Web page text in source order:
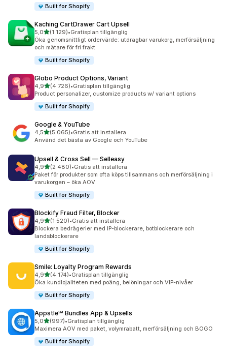
Built for Shopify
Kaching CartDrawer Cart Upsell
5,0av 5 stjärnor
(1 129)
1129 recensioner totalt
•Gratisplan tillgänglig
Öka genomsnittligt ordervärde: utdragbar varukorg, merförsäljning
och mätare för fri frakt
Built for Shopify
Globo Product Options, Variant
4,9av 5 stjärnor
(4 726)
4726 recensioner totalt
•Gratisplan tillgänglig
Product personalizer, customize products w/ variant options
Built for Shopify
Google & YouTube
4,5av 5 stjärnor
(5 065)
5065 recensioner totalt
•Gratis att installera
Använd det bästa av Google och YouTube
Upsell & Cross Sell — Selleasy
4,9av 5 stjärnor
(2 480)
2480 recensioner totalt
•Gratis att installera
Paket för produkter som ofta köps tillsammans och merförsäljning i
varukorgen – öka AOV
Built for Shopify
Blockify Fraud Filter, Blocker
4,9av 5 stjärnor
(1 520)
1520 recensioner totalt
•Gratis att installera
Blockera bedrägerier med IP-blockerare, botblockerare och
landsblockerare
Built for Shopify
Smile: Loyalty Program Rewards
4,9av 5 stjärnor
(4 174)
4174 recensioner totalt
•Gratisplan tillgänglig
Öka kundlojaliteten med poäng, belöningar och VIP-nivåer
Built for Shopify
Appstle℠ Bundles App & Upsells
5,0av 5 stjärnor
(997)
997 recensioner totalt
•Gratisplan tillgänglig
Maximera AOV med paket, volymrabatt, merförsäljning och BOGO
Built for Shopify